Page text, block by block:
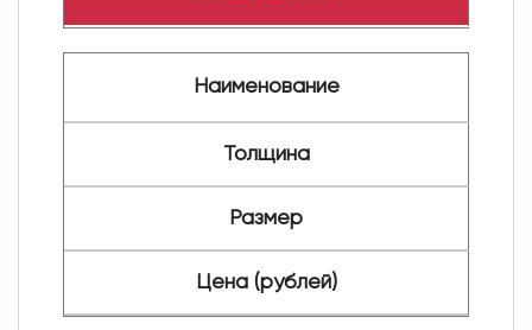
Наименование
Толщина
Размер
Цена (рублей)